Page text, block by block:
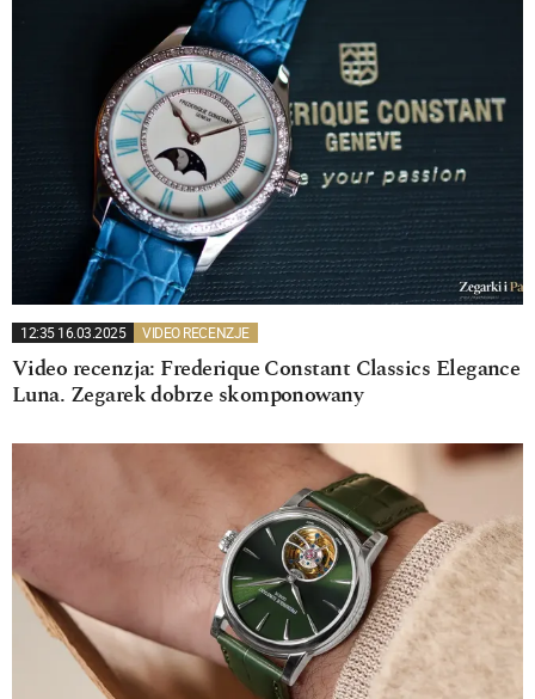
12:35 16.03.2025 VIDEO RECENZJE
Video recenzja: Frederique Constant Classics Elegance
Luna. Zegarek dobrze skomponowany